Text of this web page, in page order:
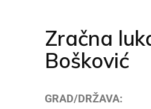
Zračna
Bošković
GRAD/DRŽAVA: